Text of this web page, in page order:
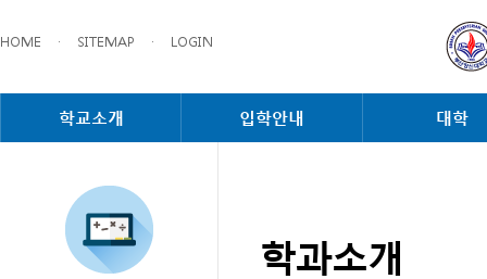
HOME · SITEMAP · LOGIN
학교소개 입학안내 대학
학과소개